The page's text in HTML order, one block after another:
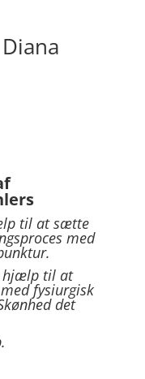
til at sætte
med
hjælp til at
fysiurgisk
det